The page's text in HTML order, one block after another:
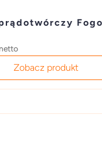
netto
Zobacz produkt